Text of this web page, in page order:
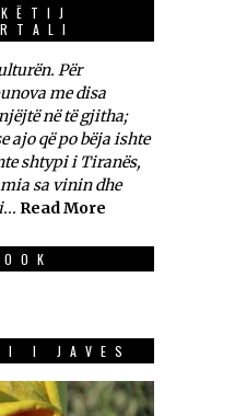
Për
me disa
në të gjitha;
ajo që po bëja ishte
shtypi i Tiranës,
sa vinin dhe
Read More
I JAVES